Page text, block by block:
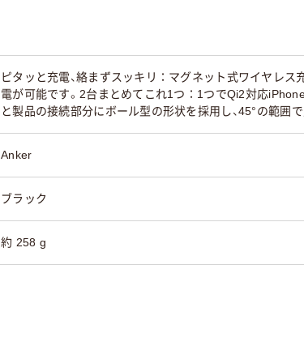
ピタッと充電、絡まずスッキリ：マグネット式ワイヤレ
電が可能です。2台まとめてこれ1つ：1つでQi2対応
と製品の接続部分にボール型の形状を採用し、45°の範囲
Anker
ブラック
約 258 g